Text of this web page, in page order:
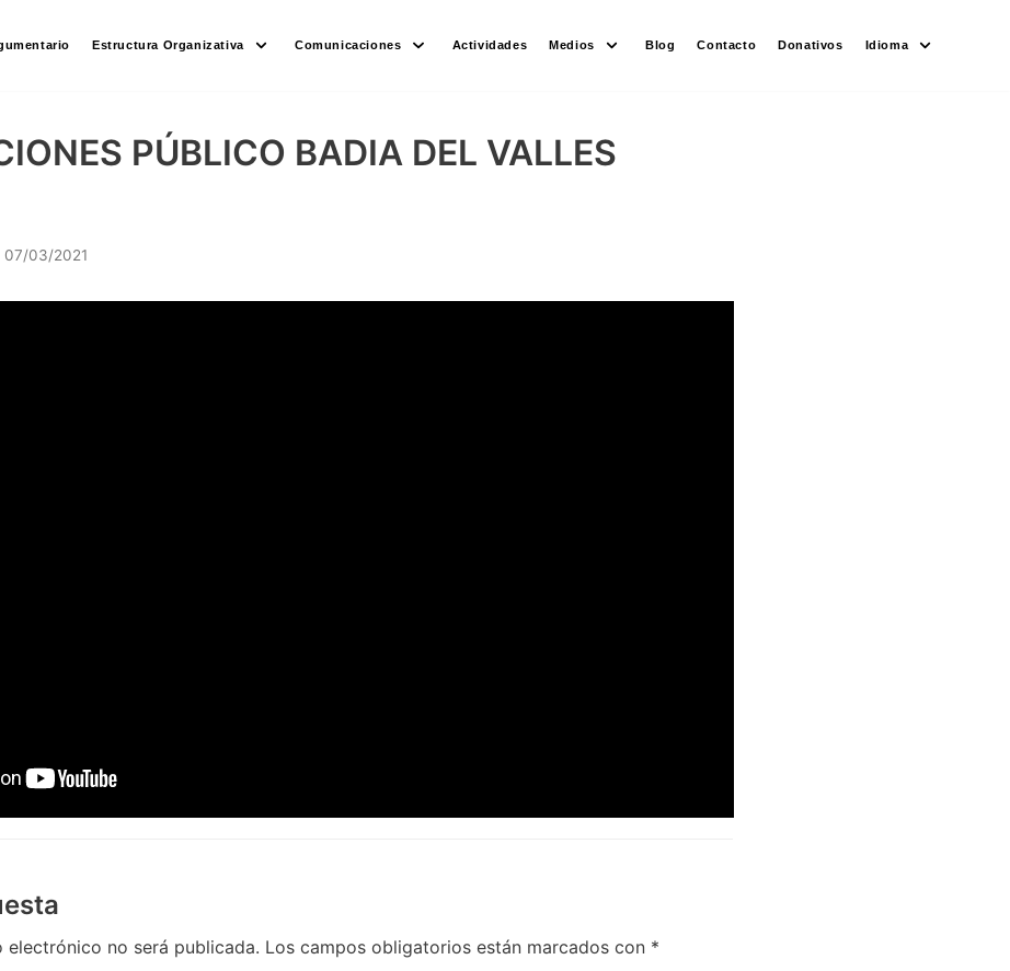
Estructura Organizativa Comunicaciones Actividades Medios Blog Contacto Donativos Idioma
PÚBLICO BADIA DEL VALLES
07/03/2021
no será publicada. Los campos obligatorios están marcados con *